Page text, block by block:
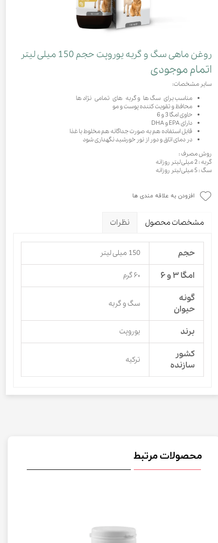
روغن ماهی سگ و گربه یوروپت حجم 150 میلی لیتر
اتمام موجودی
سایر مشخصات:
مناسب برای سگ ها و گربه های تمامی نژاد ها
محافظ و تقویت کننده پوست و مو
حاوی امگا 3 و 6
دارای EPA و DHA
قابل استفاده هم به صورت جداگانه هم مخلوط با غذا
در دمای اتاق و دور از نور خورشید نگهداری شود
روش مصرف :
گربه : 2 میلی لیتر روزانه
سگ : 5 میلی لیتر روزانه
افزودن به علاقه مندی ها
مشخصات محصول نظرات
حجم 150 میلی لیتر
امگا ۳ و ۶ ۶۰ گرم
گونه
حیوان
سگ و گربه
برند یوروپت
کشور
سازنده
ترکیه
محصولات مرتبط